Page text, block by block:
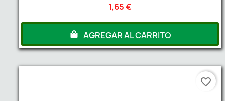
1,65 €
AGREGAR AL CARRITO
favorite_border